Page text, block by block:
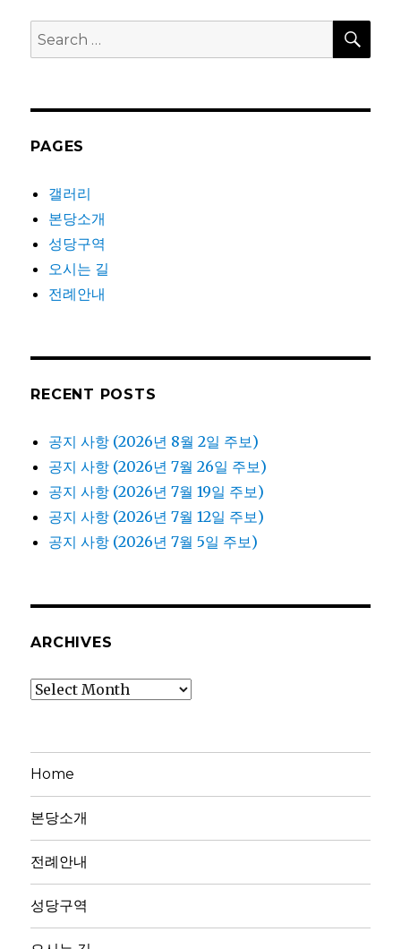
Search
for:
PAGES
갤러리
본당소개
성당구역
오시는 길
전례안내
RECENT POSTS
공지 사항 (2026년 8월 2일 주보)
공지 사항 (2026년 7월 26일 주보)
공지 사항 (2026년 7월 19일 주보)
공지 사항 (2026년 7월 12일 주보)
공지 사항 (2026년 7월 5일 주보)
ARCHIVES
Archives
Home
본당소개
전례안내
성당구역